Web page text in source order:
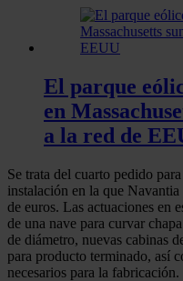
El parque
en
a la red de
Se trata del cuarto pedido
instalación en la que
de euros. Las actuaciones en
de una nave para curvar
de diámetro, nuevas cabinas
para producto terminado, así
necesarios para la fabricación.